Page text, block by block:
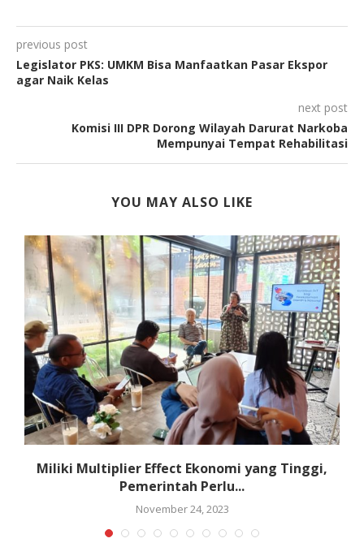
previous post
Legislator PKS: UMKM Bisa Manfaatkan Pasar Ekspor
agar Naik Kelas
next post
Komisi III DPR Dorong Wilayah Darurat Narkoba
Mempunyai Tempat Rehabilitasi
YOU MAY ALSO LIKE
Miliki Multiplier Effect Ekonomi yang Tinggi,
Pemerintah Perlu...
November 24, 2023